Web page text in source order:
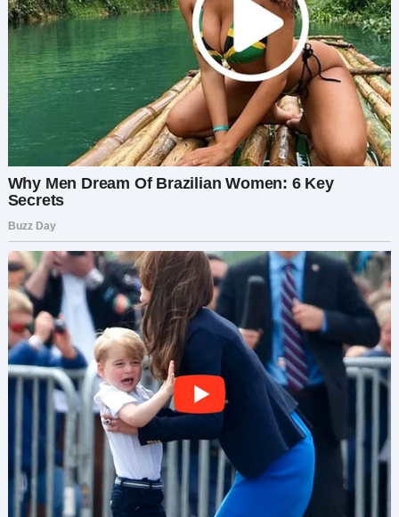
— Какие вещи?
— Моя косметика! Мои крема, сыворотки, всё!
Всё исчезло!
Я улыбнулась:
— О… Я подумала, что это просто хлам.
— Ты вообще в своём уме, Маргарита?!
Я подняла бровь, ледяно спокойная:
— Ах, те баночки? Те, что захламляли мой
туалетный столик? Они были такие липкие,
пыльные. Честно, казались… чрезмерными.
Её рот открылся, потом закрылся. Потом снова:
— Ты их выкинула?!
Я пожала плечами:
— А почему бы и нет? Ты сама говорила —
старьё хранить негигиенично. А я, как ты